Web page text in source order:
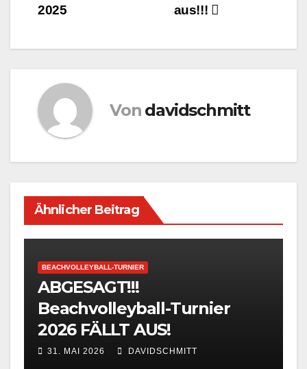
aus!!!
2025
Von davidschmitt
Ähnlicher Beitrag
BEACHVOLLEYBALL-TURNIER
ABGESAGT!!!
Beachvolleyball-Turnier
2026 FÄLLT AUS!
31. MAI 2026 DAVIDSCHMITT